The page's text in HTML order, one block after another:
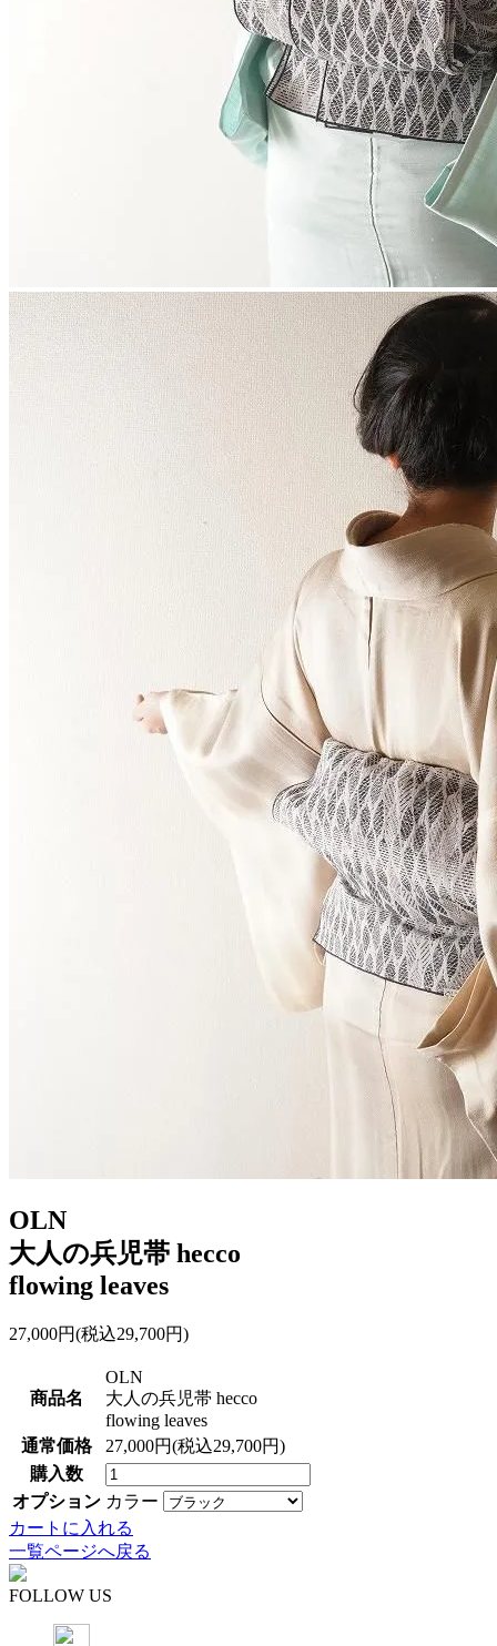
OLN
大人の兵児帯 hecco
flowing leaves
27,000円(税込29,700円)
商品名
OLN
大人の兵児帯 hecco
flowing leaves
通常価格
27,000円(税込29,700円)
購入数
オプション カラー
カートに入れる
一覧ページへ戻る
FOLLOW US